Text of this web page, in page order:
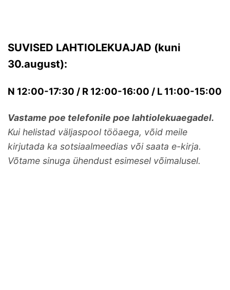
SUVISED LAHTIOLEKUAJAD (kuni
30.august):
N 12:00-17:30 / R 12:00-16:00 / L 11:00-15:00
Vastame poe telefonile poe lahtiolekuaegadel.
Kui helistad väljaspool tööaega, võid meile
kirjutada ka sotsiaalmeedias või saata e-kirja.
Võtame sinuga ühendust esimesel võimalusel.